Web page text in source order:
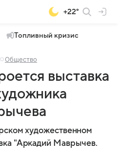
+22°
Топливный кризис
Общество
выставка
художественном
"Аркадий Маврычев.